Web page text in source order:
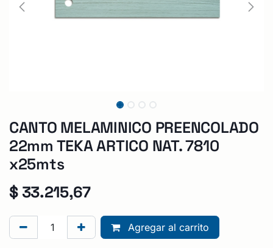
CANTO MELAMINICO PREENCOLADO
22mm TEKA ARTICO NAT. 7810
x25mts
$33.215,67
Agregar al carrito